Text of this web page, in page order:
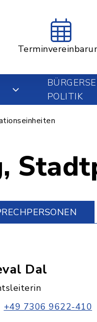
POLITIK
Dal
+49 7306 9622-410